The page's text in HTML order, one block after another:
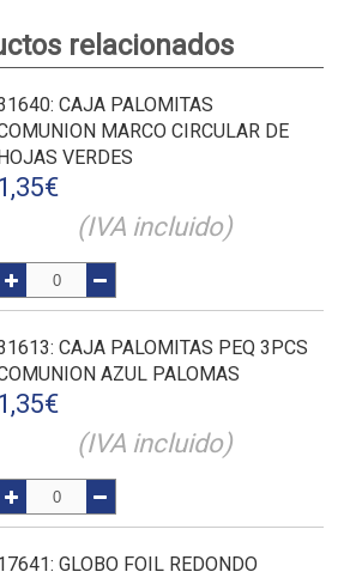
relacionados
: CAJA PALOMITAS
MARCO CIRCULAR DE
VERDES
1,35€
(IVA incluido)
: CAJA PALOMITAS PEQ 3PCS
AZUL PALOMAS
1,35€
(IVA incluido)
: GLOBO FOIL REDONDO